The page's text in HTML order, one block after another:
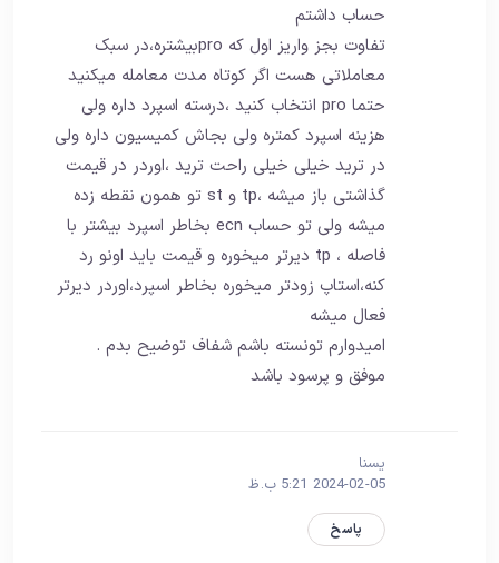
حساب داشتم
تفاوت بجز واریز اول که proبیشتره،در سبک
معاملاتی هست اگر کوتاه مدت معامله میکنید
حتما pro انتخاب کنید ،درسته اسپرد داره ولی
هزینه اسپرد کمتره ولی بجاش کمیسیون داره ولی
در ترید خیلی خیلی راحت ترید ،اوردر در قیمت
گذاشتی باز میشه ،tp و st تو همون نقطه زده
میشه ولی تو حساب ecn بخاطر اسپرد بیشتر با
فاصله ، tp دیرتر میخوره و قیمت باید اونو رد
کنه،استاپ زودتر میخوره بخاطر اسپرد،اوردر دیرتر
فعال میشه
امیدوارم تونسته باشم شفاف توضیح بدم .
موفق و پرسود باشد
یسنا
2024-02-05 5:21 ب.ظ
پاسخ